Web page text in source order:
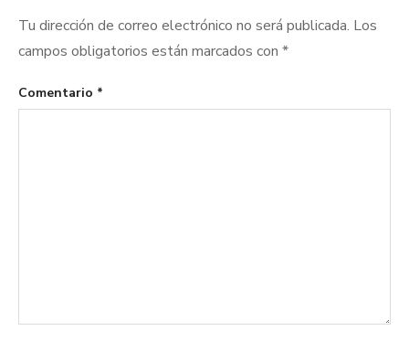
Tu dirección de correo electrónico no será publicada. Los
campos obligatorios están marcados con *
Comentario *